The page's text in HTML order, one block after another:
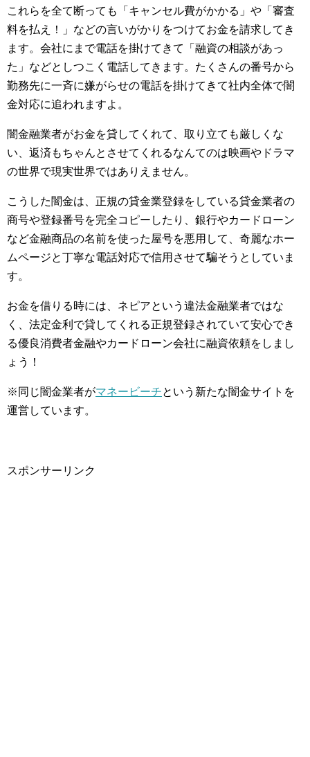
これらを全て断っても「キャンセル費がかかる」や「審査
料を払え！」などの言いがかりをつけてお金を請求してき
ます。会社にまで電話を掛けてきて「融資の相談があっ
た」などとしつこく電話してきます。たくさんの番号から
勤務先に一斉に嫌がらせの電話を掛けてきて社内全体で闇
金対応に追われますよ。
闇金融業者がお金を貸してくれて、取り立ても厳しくな
い、返済もちゃんとさせてくれるなんてのは映画やドラマ
の世界で現実世界ではありえません。
こうした闇金は、正規の貸金業登録をしている貸金業者の
商号や登録番号を完全コピーしたり、銀行やカードローン
など金融商品の名前を使った屋号を悪用して、奇麗なホー
ムページと丁寧な電話対応で信用させて騙そうとしていま
す。
お金を借りる時には、ネピアという違法金融業者ではな
く、法定金利で貸してくれる正規登録されていて安心でき
る優良消費者金融やカードローン会社に融資依頼をしまし
ょう！
※同じ闇金業者がマネービーチという新たな闇金サイトを
運営しています。
スポンサーリンク